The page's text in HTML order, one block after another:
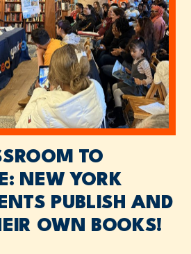
TO
NEW YORK
PUBLISH AND
OWN BOOKS!